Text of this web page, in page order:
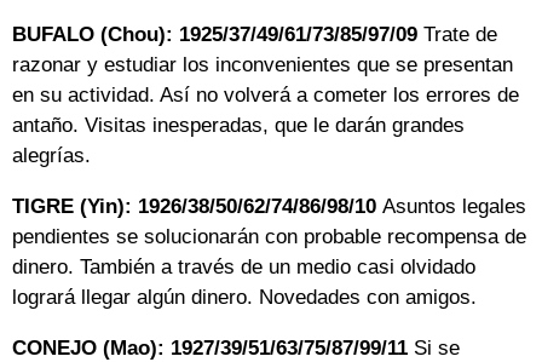
BUFALO (Chou): 1925/37/49/61/73/85/97/09 Trate de
razonar y estudiar los inconvenientes que se presentan
en su actividad. Así no volverá a cometer los errores de
antaño. Visitas inesperadas, que le darán grandes
alegrías.
TIGRE (Yin): 1926/38/50/62/74/86/98/10 Asuntos legales
pendientes se solucionarán con probable recompensa de
dinero. También a través de un medio casi olvidado
logrará llegar algún dinero. Novedades con amigos.
CONEJO (Mao): 1927/39/51/63/75/87/99/11 Si se